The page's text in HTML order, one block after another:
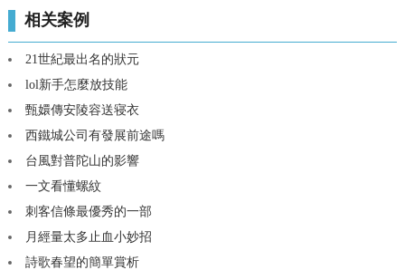
相关案例
21世紀最出名的狀元
lol新手怎麼放技能
甄嬛傳安陵容送寝衣
西鐵城公司有發展前途嗎
台風對普陀山的影響
一文看懂螺紋
刺客信條最優秀的一部
月經量太多止血小妙招
詩歌春望的簡單賞析